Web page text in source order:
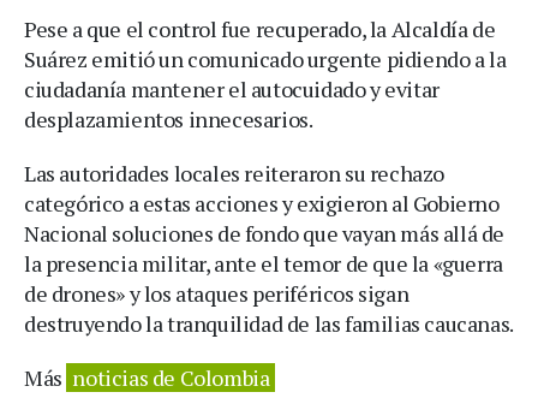
Pese a que el control fue recuperado, la Alcaldía de
Suárez emitió un comunicado urgente pidiendo a la
ciudadanía mantener el autocuidado y evitar
desplazamientos innecesarios.
Las autoridades locales reiteraron su rechazo
categórico a estas acciones y exigieron al Gobierno
Nacional soluciones de fondo que vayan más allá de
la presencia militar, ante el temor de que la «guerra
de drones» y los ataques periféricos sigan
destruyendo la tranquilidad de las familias caucanas.
Más noticias de Colombia